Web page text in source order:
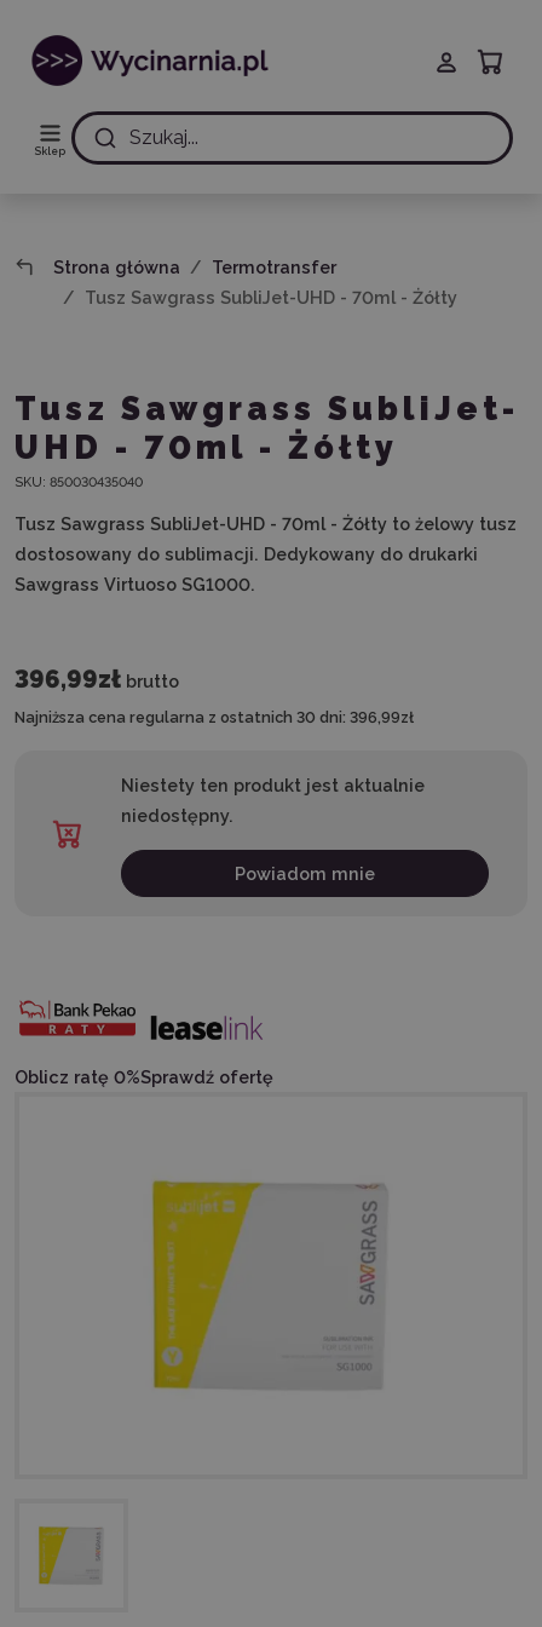
Sklep
Szukaj...
Strona główna
Termotransfer
Tusz Sawgrass SubliJet-UHD - 70ml - Żółty
Tusz Sawgrass SubliJet-
UHD - 70ml - Żółty
SKU: 850030435040
Tusz Sawgrass SubliJet-UHD - 70ml - Żółty to żelowy tusz
dostosowany do sublimacji. Dedykowany do drukarki
Sawgrass Virtuoso SG1000.
396,99zł brutto
Najniższa cena regularna z ostatnich 30 dni: 396,99zł
Niestety ten produkt jest aktualnie
niedostępny.
Powiadom mnie
Oblicz ratę 0%Sprawdź ofertę